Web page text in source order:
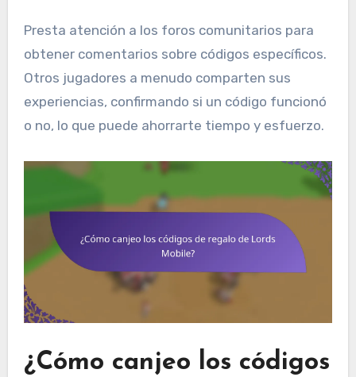
Presta atención a los foros comunitarios para
obtener comentarios sobre códigos específicos.
Otros jugadores a menudo comparten sus
experiencias, confirmando si un código funcionó
o no, lo que puede ahorrarte tiempo y esfuerzo.
¿Cómo canjeo los códigos